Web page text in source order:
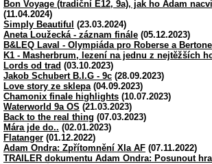
Bon Voyage (tradiční E12, 9a), jak ho Adam
(11.04.2024)
Simply Beautiful (23.03.2024)
Aneta Loužecká - záznam finále (05.12.2023)
B&LEQ Laval - Olympiáda pro Roberse a
K1 - Masherbrum, lezení na jednu z nejtěžších
Lords od trad (03.10.2023)
Jakob Schubert B.I.G - 9c (28.09.2023)
Love story ze sklepa (04.09.2023)
Chamonix finale highlights (10.07.2023)
Waterworld 9a OS (21.03.2023)
Back to the real thing (07.03.2023)
Mára jde do.. (02.01.2023)
Flatanger (01.12.2022)
Adam Ondra: Zpřítomnění XIa AF (07.11.2022)
TRAILER dokumentu Adam Ondra: Posunout